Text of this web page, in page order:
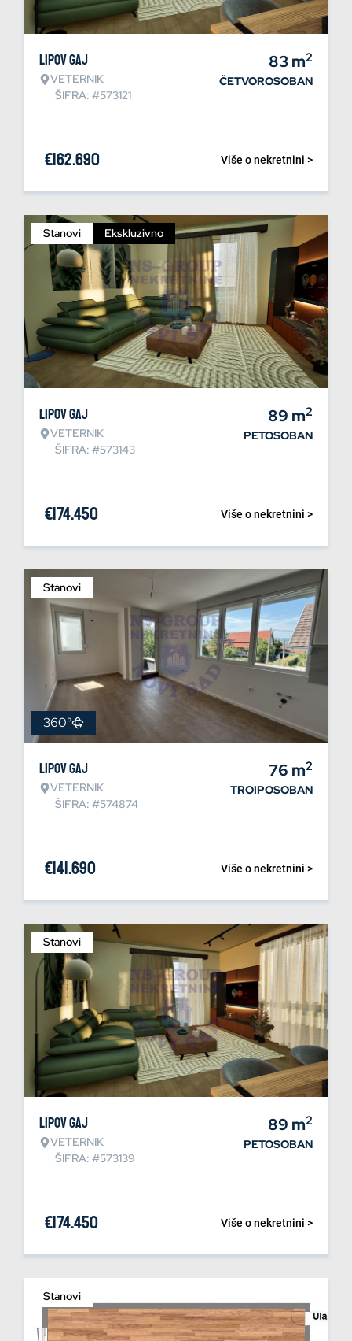
Lipov gaj
VETERNIK
ŠIFRA: #573121
83m2
ČETVOROSOBAN
Više o nekretnini >
€162.690
Stanovi Ekskluzivno
Lipov gaj
VETERNIK
ŠIFRA: #573143
89 m2
PETOSOBAN
Više o nekretnini >
€174.450
Stanovi
360°
Lipov gaj
VETERNIK
ŠIFRA: #574874
76 m2
TROIPOSOBAN
Više o nekretnini >
€141.690
Stanovi
Lipov gaj
VETERNIK
ŠIFRA: #573139
89 m2
PETOSOBAN
Više o nekretnini >
€174.450
Stanovi